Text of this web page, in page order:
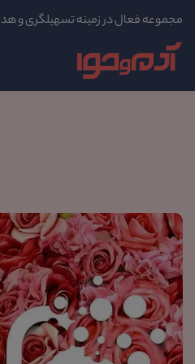
مجموعه فعال در زمینه تسهیلگری و